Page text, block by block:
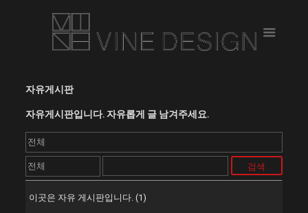
자유게시판
자유게시판입니다. 자유롭게 글 남겨주세요.
검색
이곳은 자유 게시판입니다. (1)